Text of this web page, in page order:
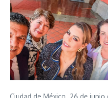
Ciudad de México. 26 de